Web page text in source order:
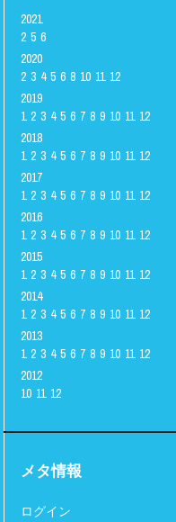
2021
2 5 6
2020
2 3 4 5 6 8 10 11 12
2019
1 2 3 4 5 6 7 8 9 10 11 12
2018
1 2 3 4 5 6 7 8 9 10 11 12
2017
1 2 3 4 5 6 7 8 9 10 11 12
2016
1 2 3 4 5 6 7 8 9 10 11 12
2015
1 2 3 4 5 6 7 8 9 10 11 12
2014
1 2 3 4 5 6 7 8 9 10 11 12
2013
1 2 3 4 5 6 7 8 9 10 11 12
2012
10 11 12
メタ情報
ログイン